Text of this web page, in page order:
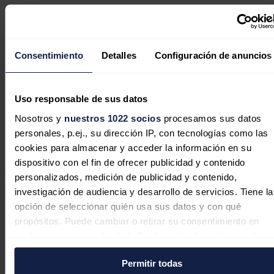
Consentimiento Detalles Configuración de anuncios
Uso responsable de sus datos
Nosotros y nuestros 1022 sociosprocesamos sus datos
personales, p.ej., su dirección IP, con tecnologías como las
cookies para almacenar y acceder la información en su
dispositivo con el fin de ofrecer publicidad y contenido
personalizados, medición de publicidad y contenido,
investigación de audiencia y desarrollo de servicios. Tiene la
opción de seleccionar quién usa sus datos y con qué
propósitos. Puede cambiar o retirar su consentimiento en
en el Menú de consentimiento.
Permitir todas
Ribera lamenta que algunos usen el
Un panel de expertos independientes
abre una investigación sobre el gran
apagón ibérico
Además, recordó que, según el marco regulatorio vigente, España,
Portugal y Francia tienen que enviar un informe Bruselas en tres
meses explicando las causas de lo que ha ocurrido para que la
Comisión Europea pueda analizarlo y "ver si hace falta una
modificación de la legislación vigente".
especulación, pero sí que queremos cuanto antes recibir esta